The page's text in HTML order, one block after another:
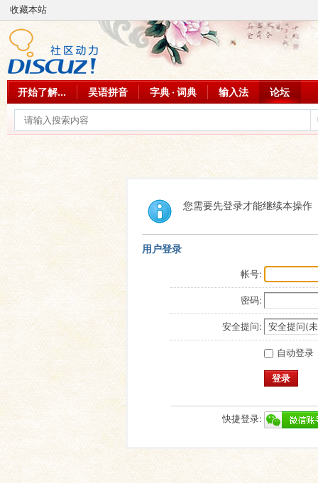
收藏本站
开始了解... 吴语拼音 字典 · 词典 输入法 论坛
您需要先登录才能继续本操作
用户登录
帐号:
密码:
安全提问:
自动登录
登录
快捷登录: